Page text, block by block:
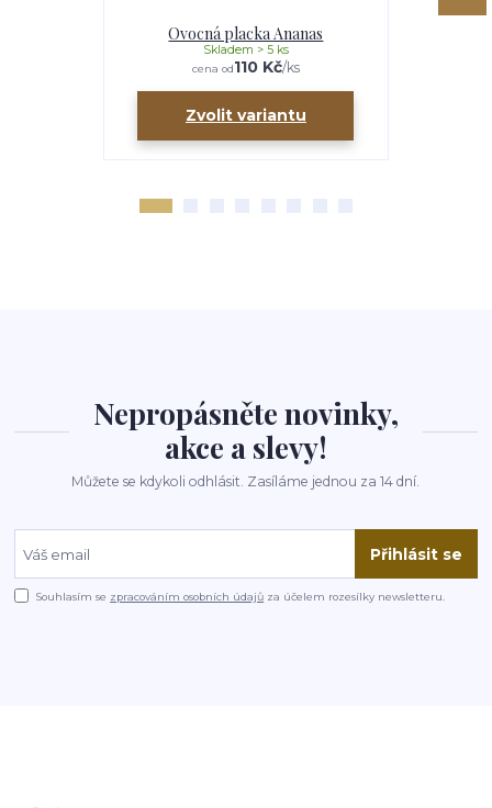
Ovocná placka Ananas
cena od110 Kč/ks
Skladem > 5 ks
Zvolit variantu
Nepropásněte novinky,
akce a slevy!
Můžete se kdykoli odhlásit. Zasíláme jednou za 14 dní.
Přihlásit se
Souhlasím se zpracováním osobních údajů za účelem rozesílky newsletteru.